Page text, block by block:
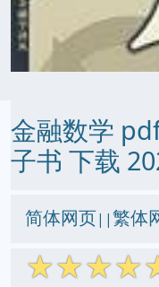
金融数学
子书 下载
简体网页||繁体
☆☆☆☆